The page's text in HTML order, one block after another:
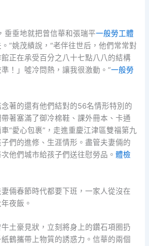
垂垂地就把曾信華和張瑞平一般勞工體
”姚茂績說，“老伴往世后，他們常常對
正在承受百分之八十七點八八的結構
！」噓冷問熱，讓我很激動。”一般勞
著的還有他們結對的56名情形特別的
著塞滿了御冷棉鞋、課外冊本、卡通
“愛心包裹”，走進重慶江津區雙福第九
們的進修、生涯情形。盡管夫妻倆的
他們城市給孩子們送往慰勞品。體檢
倆春節時代都要下班，一家人從沒在
夜飯。
土豪見狀，立刻將身上的鑽石項圈扔
鶴攜帶上物質的誘惑力。信華的兩個